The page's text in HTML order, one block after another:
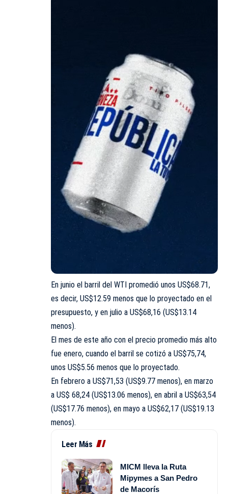
En junio el barril del WTI promedió unos US$68.71,
es decir, US$12.59 menos que lo proyectado en el
presupuesto, y en julio a US$68,16 (US$13.14
menos).
El mes de este año con el precio promedio más alto
fue enero, cuando el barril se cotizó a US$75,74,
unos US$5.56 menos que lo proyectado.
En febrero a US$71,53 (US$9.77 menos), en marzo
a US$ 68,24 (US$13.06 menos), en abril a US$63,54
(US$17.76 menos), en mayo a US$62,17 (US$19.13
menos).
Leer Más
MICM lleva la Ruta
Mipymes a San Pedro
de Macorís